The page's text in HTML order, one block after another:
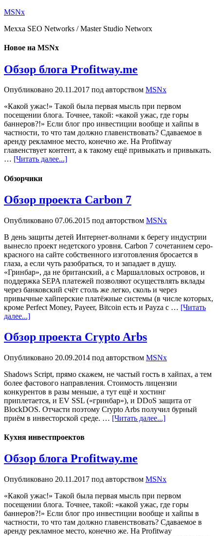
MSNx
Mexxa SEO Networks / Master Studio Networx
Новое на MSNx
Обзор блога Profitway.me
Опубликовано 20.11.2017 под авторством MSNx
«Какой ужас!» Такой была первая мысль при первом
посещении блога. Точнее, такой: «какой ужас, где горы
баннеров?!» Если блог про инвестиции вообще и хайпы в
частности, то что там должно главенствовать? Сдаваемое в
аренду рекламное место, конечно же. На Profitway
главенствует контент, а к такому ещё привыкать и привыкать.
… [Читать далее...]
Обзорчики
Обзор проекта Carbon 7
Опубликовано 07.06.2015 под авторством MSNx
В день защиты детей Интернет-волнами к берегу индустрии
вынесло проект недетского уровня. Carbon 7 сочетанием серо-
красного на сайте собственного изготовления бросается в
глаза, а если чуть разобраться, то и западает в душу.
«Гринбар», да не британский, а с Маршалловых островов, и
поддержка SEPA платежей позволяют осуществлять вклады
через банковский счёт столь же легко, сколь и через
привычные хайперские платёжные системы (в числе которых,
кроме Perfect Money, Payeer, Bitcoin есть и Payza с … [Читать
далее...]
Обзор проекта Crypto Arbs
Опубликовано 20.09.2014 под авторством MSNx
Shadows Script, прямо скажем, не частый гость в хайпах, а тем
более фастового направления. Стоимость лицензии
конкурентов в разы меньше, а тут ещё и хостинг
приплетается, и EV SSL («гринбар»), и DDoS защита от
BlockDOS. Отчасти поэтому Crypto Arbs получил бурный
приём в инвесторской среде. … [Читать далее...]
Кухня инвестпроектов
Обзор блога Profitway.me
Опубликовано 20.11.2017 под авторством MSNx
«Какой ужас!» Такой была первая мысль при первом
посещении блога. Точнее, такой: «какой ужас, где горы
баннеров?!» Если блог про инвестиции вообще и хайпы в
частности, то что там должно главенствовать? Сдаваемое в
аренду рекламное место, конечно же. На Profitway